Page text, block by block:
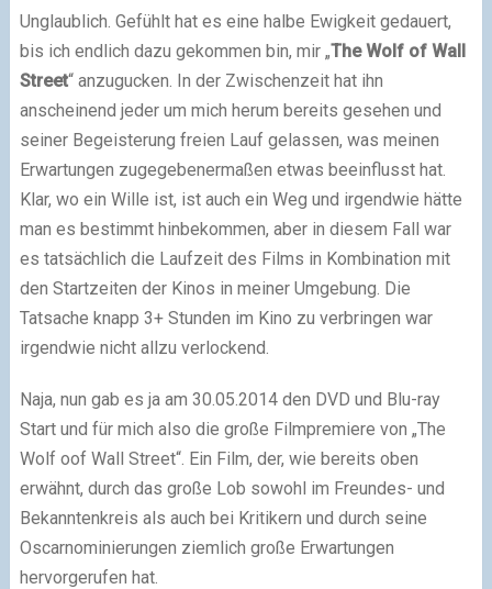
Unglaublich. Gefühlt hat es eine halbe Ewigkeit gedauert,
bis ich endlich dazu gekommen bin, mir „The Wolf of Wall
Street“ anzugucken. In der Zwischenzeit hat ihn
anscheinend jeder um mich herum bereits gesehen und
seiner Begeisterung freien Lauf gelassen, was meinen
Erwartungen zugegebenermaßen etwas beeinflusst hat.
Klar, wo ein Wille ist, ist auch ein Weg und irgendwie hätte
man es bestimmt hinbekommen, aber in diesem Fall war
es tatsächlich die Laufzeit des Films in Kombination mit
den Startzeiten der Kinos in meiner Umgebung. Die
Tatsache knapp 3+ Stunden im Kino zu verbringen war
irgendwie nicht allzu verlockend.
Naja, nun gab es ja am 30.05.2014 den DVD und Blu-ray
Start und für mich also die große Filmpremiere von „The
Wolf oof Wall Street“. Ein Film, der, wie bereits oben
erwähnt, durch das große Lob sowohl im Freundes- und
Bekanntenkreis als auch bei Kritikern und durch seine
Oscarnominierungen ziemlich große Erwartungen
hervorgerufen hat.